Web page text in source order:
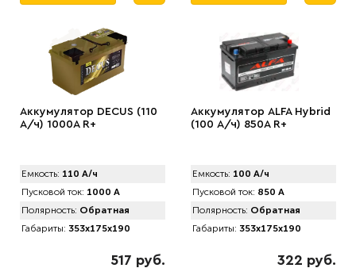
Аккумулятор DECUS (110
А/ч) 1000A R+
Емкость: 110 А/ч
Пусковой ток: 1000 А
Полярность: Обратная
Габариты: 353x175x190
517 руб.
Аккумулятор ALFA Hybrid
(100 А/ч) 850A R+
Емкость: 100 А/ч
Пусковой ток: 850 А
Полярность: Обратная
Габариты: 353x175x190
322 руб.